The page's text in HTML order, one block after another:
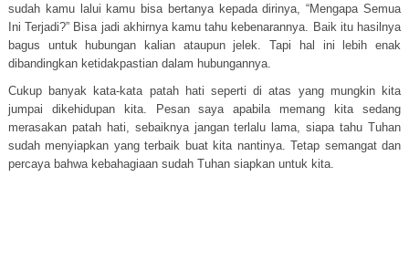
sudah kamu lalui kamu bisa bertanya kepada dirinya, “Mengapa Semua
Ini Terjadi?” Bisa jadi akhirnya kamu tahu kebenarannya. Baik itu hasilnya
bagus untuk hubungan kalian ataupun jelek. Tapi hal ini lebih enak
dibandingkan ketidakpastian dalam hubungannya.
Cukup banyak kata-kata patah hati seperti di atas yang mungkin kita
jumpai dikehidupan kita. Pesan saya apabila memang kita sedang
merasakan patah hati, sebaiknya jangan terlalu lama, siapa tahu Tuhan
sudah menyiapkan yang terbaik buat kita nantinya. Tetap semangat dan
percaya bahwa kebahagiaan sudah Tuhan siapkan untuk kita.